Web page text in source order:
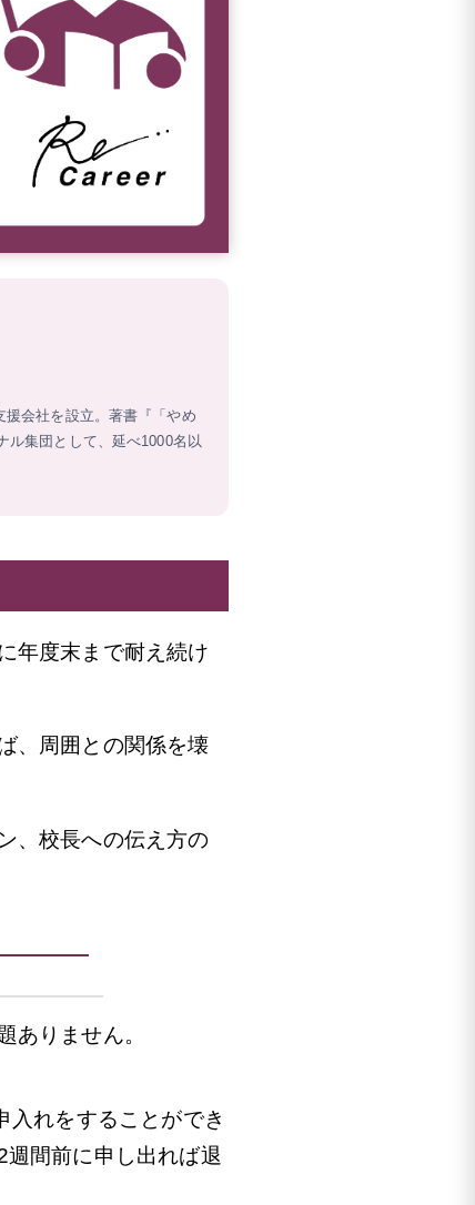
会社を設立。著書『「やめ
ル集団として、延べ1000名以
年度末まで耐え続け
、周囲との関係を壊
、校長への伝え方の
ありません。
入れをすることができ
間前に申し出れば退